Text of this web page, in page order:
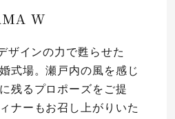
W
ザインの力で甦らせた
式場。瀬戸内の風を感じ
残るプロポーズをご提
ナーもお召し上がりいた